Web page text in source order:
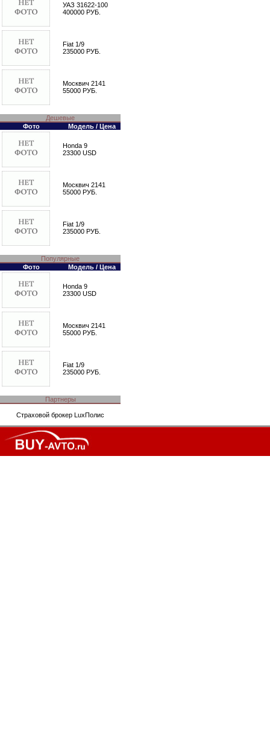
УАЗ 31622-100
400000 РУБ.
Fiat 1/9
235000 РУБ.
Москвич 2141
55000 РУБ.
Дешевые
Фото
Модель / Цена
Honda 9
23300 USD
Москвич 2141
55000 РУБ.
Fiat 1/9
235000 РУБ.
Популярные
Фото
Модель / Цена
Honda 9
23300 USD
Москвич 2141
55000 РУБ.
Fiat 1/9
235000 РУБ.
Партнеры
Страховой брокер LuxПолис